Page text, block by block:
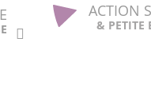
ACTION
& PETITE